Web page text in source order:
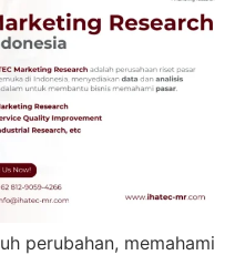
perubahan, memahami